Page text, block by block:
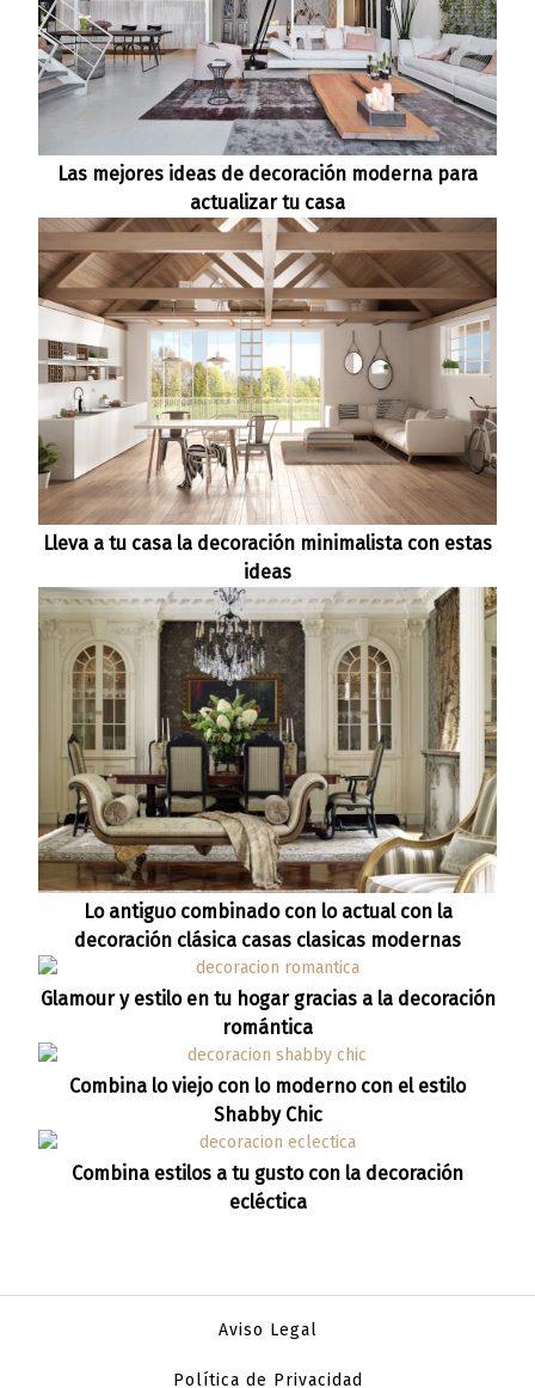
Las mejores ideas de decoración moderna para
actualizar tu casa
Lleva a tu casa la decoración minimalista con estas
ideas
Lo antiguo combinado con lo actual con la
decoración clásica casas clasicas modernas
Glamour y estilo en tu hogar gracias a la decoración
romántica
Combina lo viejo con lo moderno con el estilo
Shabby Chic
Combina estilos a tu gusto con la decoración
ecléctica
Aviso Legal
Política de Privacidad